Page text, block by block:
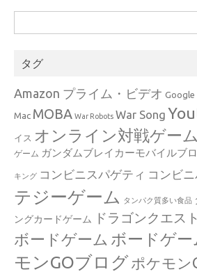
索:
タグ
Amazon プライム・ビデオ Google
Mac MOBA War Robots War Song
イス オンライン対戦ゲーム
ゲーム ガンダムブレイカーモバイルブ
キング コンビニスパゲティ コンビ
テジーゲーム
タンパク質多い食品
ングカードゲーム
ドラゴンクエス
ボードゲーム ボードゲー
モンGOブログ ポケモン